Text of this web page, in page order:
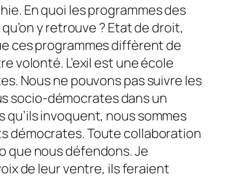
En quoi les programmes des
y retrouve ? Etat de droit,
ces programmes diffèrent de
volonté. L’exil est une école
Nous ne pouvons pas suivre les
socio-démocrates dans un
invoquent, nous sommes
démocrates. Toute collaboration
que nous défendons. Je
de leur ventre, ils feraient